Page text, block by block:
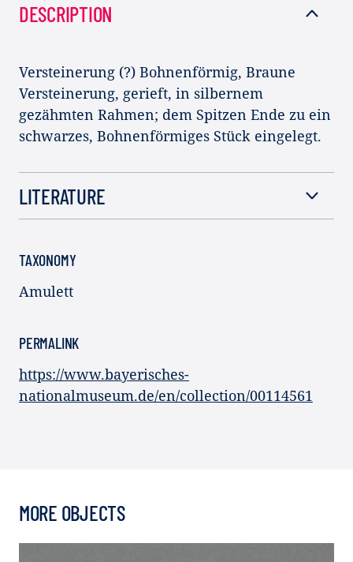
DESCRIPTION
Versteinerung (?) Bohnenförmig, Braune
Versteinerung, gerieft, in silbernem
gezähmten Rahmen; dem Spitzen Ende zu ein
schwarzes, Bohnenförmiges Stück eingelegt.
LITERATURE
TAXONOMY
Amulett
PERMALINK
https://www.bayerisches-
nationalmuseum.de/en/collection/00114561
MORE OBJECTS